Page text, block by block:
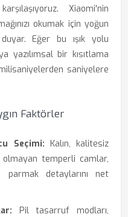
Xiaomi'nin
okumak için yoğun
Eğer bu ışık yolu
yazılımsal bir kısıtlama
saniyelere
Faktörler
Seçimi: Kalın, kalitesiz
temperli camlar,
parmak detaylarını net
Pil tasarruf modları,